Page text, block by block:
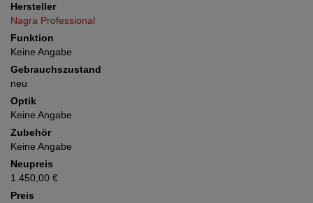
Hersteller
Nagra Professional
Funktion
Keine Angabe
Gebrauchszustand
neu
Optik
Keine Angabe
Zubehör
Keine Angabe
Neupreis
1.450,00 €
Preis